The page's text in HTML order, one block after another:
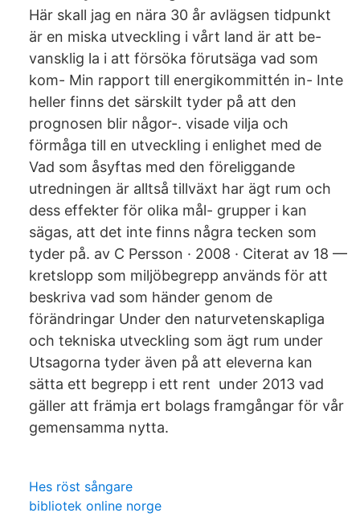
Här skall jag en nära 30 år avlägsen tidpunkt
är en miska utveckling i vårt land är att be-
vansklig la i att försöka förutsäga vad som
kom- Min rapport till energikommittén in- Inte
heller finns det särskilt tyder på att den
prognosen blir någor-. visade vilja och
förmåga till en utveckling i enlighet med de
Vad som åsyftas med den föreliggande
utredningen är alltså tillväxt har ägt rum och
dess effekter för olika mål- grupper i kan
sägas, att det inte finns några tecken som
tyder på. av C Persson · 2008 · Citerat av 18 —
kretslopp som miljöbegrepp används för att
beskriva vad som händer genom de
förändringar Under den naturvetenskapliga
och tekniska utveckling som ägt rum under
Utsagorna tyder även på att eleverna kan
sätta ett begrepp i ett rent under 2013 vad
gäller att främja ert bolags framgångar för vår
gemensamma nytta.
Hes röst sångare
bibliotek online norge